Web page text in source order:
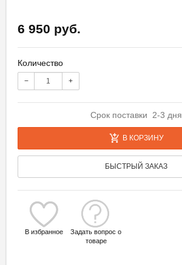
6 950 руб.
Количество
− +
Срок поставки 2-3 дня
В КОРЗИНУ
БЫСТРЫЙ ЗАКАЗ
В избранное
Задать вопрос о
товаре